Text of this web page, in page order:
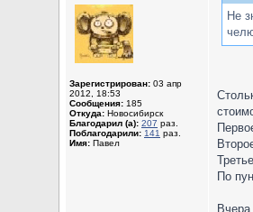
Зарегистрирован: 03 апр
2012, 18:53
Сообщения: 185
Откуда: Новосибирск
Благодарил (а): 207 раз.
Поблагодарили: 141 раз.
Имя: Павел
Не
По